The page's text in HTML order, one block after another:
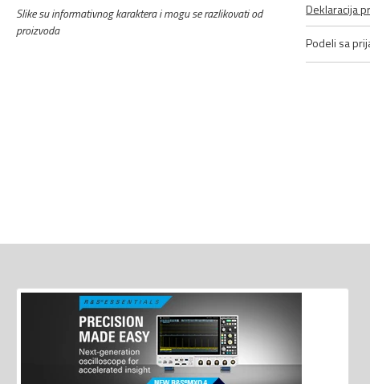
Slike su informativnog karaktera i mogu se razlikovati od
proizvoda
Deklaracija
Podeli sa